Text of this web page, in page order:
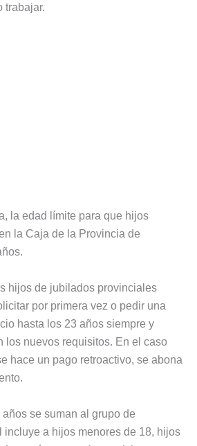
trabajar.
la edad límite para que hijos
la Caja de la Provincia de
hijos de jubilados provinciales
por primera vez o pedir una
hasta los 23 años siempre y
los nuevos requisitos. En el caso
hace un pago retroactivo, se abona
se suman al grupo de
incluye a hijos menores de 18, hijos